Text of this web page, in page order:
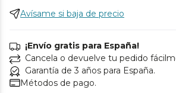
Avísame si baja de precio
¡Envío gratis para España!
Cancela o devuelve tu pedido
Garantía de 3 años para España.
Métodos de pago.